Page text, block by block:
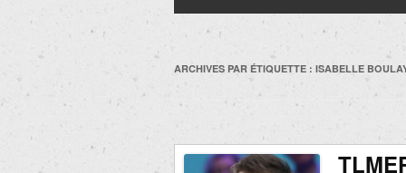
ARCHIVES PAR ÉTIQUETTE : ISABELLE